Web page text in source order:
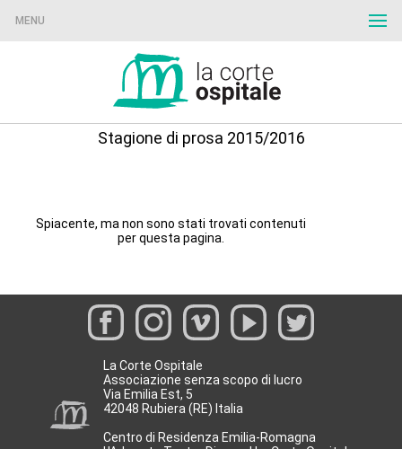
MENU
Stagione di prosa 2015/2016
Spiacente, ma non sono stati trovati contenuti
per questa pagina.
La Corte Ospitale
Associazione senza scopo di lucro
Via Emilia Est, 5
42048 Rubiera (RE) Italia
Centro di Residenza Emilia-Romagna